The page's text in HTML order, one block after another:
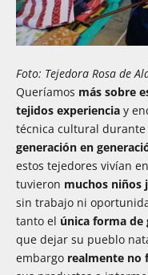
Foto: Tejedora Rosa de
Queríamos más sobre
tejidos experiencia y
técnica cultural durante
generación en
estos tejedores vivían
tuvieron muchos niños
sin trabajo ni
tanto el única forma
que dejar su pueblo
embargo realmente no